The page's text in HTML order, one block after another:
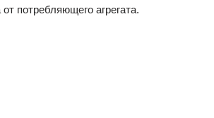
от потребляющего агрегата.